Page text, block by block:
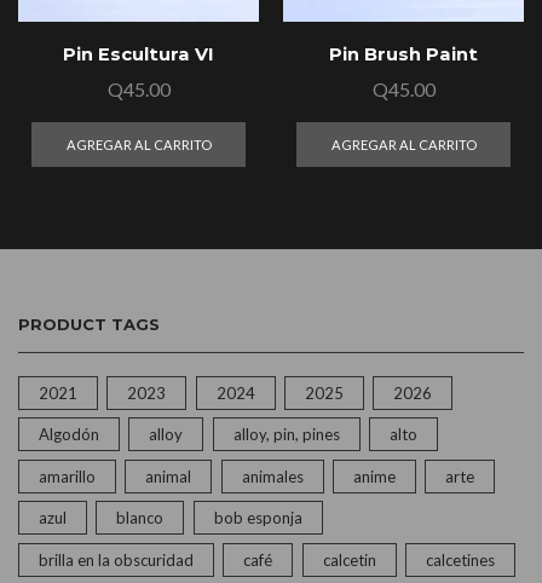
Pin Escultura VI
Q45.00
AGREGAR AL CARRITO
Pin Brush Paint
Q45.00
AGREGAR AL CARRITO
PRODUCT TAGS
2021 2023 2024 2025 2026
Algodón alloy alloy, pin, pines alto
amarillo animal animales anime arte
azul blanco bob esponja
brilla en la obscuridad café calcetin calcetines